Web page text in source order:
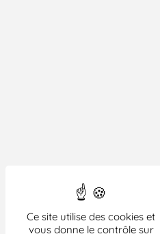
Ce site utilise des cookies et
vous donne le contrôle sur